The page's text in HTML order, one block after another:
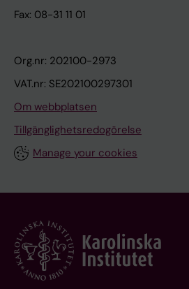
Fax: 08-31 11 01
Org.nr: 202100-2973
VAT.nr: SE202100297301
Om webbplatsen
Tillgänglighetsredogörelse
Manage your cookies